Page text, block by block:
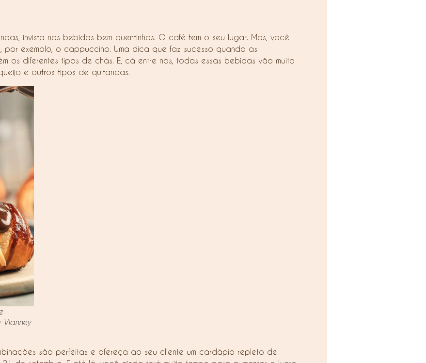
invista nas bebidas bem quentinhas. O café tem o seu lugar. Mas, você
exemplo, o cappuccino. Uma dica que faz sucesso quando as
os diferentes tipos de chás. E, cá entre nós, todas essas bebidas vão muito
e outros tipos de quitandas.
são perfeitas e ofereça ao seu cliente um cardápio repleto de